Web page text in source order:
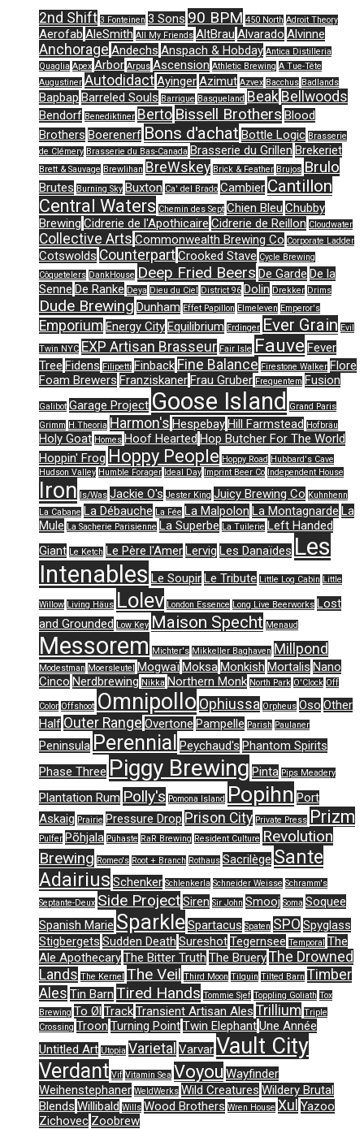
2nd Shift 3 Fonteinen 3 Sons 90 BPM 450 North Adroit Theory
Aerofab AleSmith All My Friends AltBrau Alvarado Alvinne
Anchorage Andechs Anspach & Hobday Antica Distilleria
Quaglia Apex Arbor Arpus Ascension Athletic Brewing A Tue-Tête
Augustiner AutodidactAyingerAzimut Azvex Bacchus Badlands
Bapbap Barreled Souls Barrique Basqueland Beak Bellwoods
Bendorf Benediktiner Berto Bissell Brothers Blood
Brothers Boerenerf Bons d'achat Bottle Logic Brasserie
de Clémery Brasserie du Bas-Canada Brasserie du Grillen Brekeriet
Brett & Sauvage Brewlihan BreWskey Brick & Feather Brujos Brulo
Brutes Burning Sky Buxton Ca' del Brado Cambier Cantillon
Central Waters Chemin des Sept Chien Bleu Chubby
Brewing Cidrerie de l'Apothicaire Cidrerie de Reillon Cloudwater
Collective Arts Commonwealth Brewing Co Corporate Ladder
Cotswolds CounterpartCrooked Stave Cycle Brewing
Côquetelers DankHouse Deep Fried Beers De Garde De la
Senne De Ranke Deya Dieu du Ciel District 96 Dolin Drekker Drims
Dude Brewing Dunham Effet Papillon Elmeleven Emperor's
Emporium Energy CityEquilibrium Erdinger Ever Grain Evil
Twin NYC EXP Artisan Brasseur Fair Isle Fauve Fever
Tree Fidens Filipetti Finback Fine Balance Firestone Walker Flore
Foam Brewers FranziskanerFrau Gruber Frequentem Fusion
Galibot Garage Project Goose Island
Grand Paris
Grimm H.Theoria Harmon's HespebayHill Farmstead Hofbräu
Holy Goat Homes Hoof Hearted Hop Butcher For The World
Hoppin' Frog Hoppy People Hoppy Road Hubbard's Cave
Hudson Valley Humble Forager Ideal Day Imprint Beer Co Independent House
Iron Is/Was Jackie O's Jester King Juicy Brewing Co Kuhnhenn
La Cabane La Débauche La Fée La Malpolon La Montagnarde La
Mule La Sacherie Parisienne La Superbe La Tuilerie Left Handed
Giant Le Ketch Le Père l'AmerLervig Les Danaïdes Les
Intenables Le SoupirLe Tribute Little Log Cabin Little
Willow Living Häus Lolev London Essence Long Live Beerworks Lost
and Grounded Low Key Maison Specht Menaud
Messorem Michter's Mikkeller Baghaven Millpond
Modestman Moersleutel MogwaïMoksaMonkish Mortalis Nano
Cinco Nerdbrewing Nikka Northern Monk North Park O'Clock Off
Color Offshoot Omnipollo Ophiussa Orpheus Oso Other
Half Outer Range Overtone Pampelle Parish Paulaner
Peninsula Perennial Peychaud's Phantom Spirits
Phase Three Piggy Brewing Pinta Pips Meadery
Plantation Rum Polly's Pomona Island Popihn Port
Askaig Prairie Pressure Drop Prison City Private Press Prizm
Pulfer Põhjala Pühaste RaR Brewing Resident Culture Revolution
Brewing Romeo's Root + Branch Rothaus Sacrilège Sante
Adairius Schenker Schlenkerla Schneider Weisse Schramm's
Septante-Deux Side ProjectSiren Sir John Smooj Soma Soquee
Spanish Marie SparkleSpartacus Spaten SPO Spyglass
Stigbergets Sudden Death SureshotTegernsee Temporal The
Ale ApothecaryThe Bitter Truth The BrueryThe Drowned
Lands The Kernel The Veil Third Moon Tilquin Tilted Barn Timber
Ales Tin Barn Tired Hands Tommie Sjef Toppling Goliath Tox
Brewing To Øl TrackTransient Artisan Ales Trillium Triple
Crossing Troon Turning PointTwin ElephantUne Année
Untitled Art Utopia Varietal VarvarVault City
Verdant Vif Vitamin Sea Voyou Wayfinder
Weihenstephaner WeldWerks Wild Creatures Wildery Brutal
Blends Willibald Wills Wood Brothers Wren House Xul Yazoo
Zichovec Zoobrew